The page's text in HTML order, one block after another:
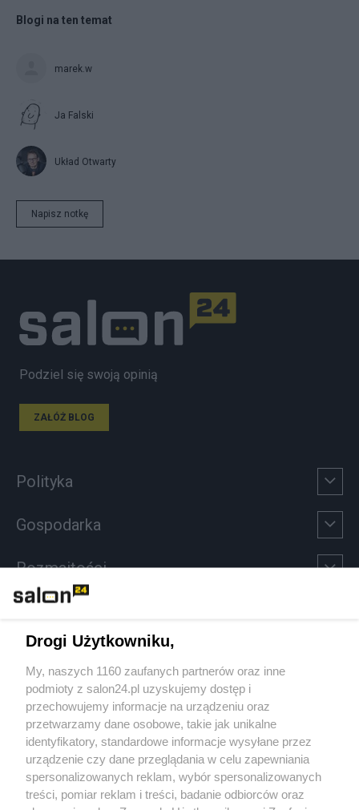
Blogi na ten temat
marek.w
Ja Falski
Układ Otwarty
Napisz notkę
Podziel się swoją opinią
ZAŁÓŻ BLOG
Polityka
Gospodarka
Rozmaitości
Sport
Społeczeństwo
Kultura
Drogi Użytkowniku,
My, naszych 1160 zaufanych partnerów oraz inne
podmioty z salon24.pl uzyskujemy dostęp i
przechowujemy informacje na urządzeniu oraz
przetwarzamy dane osobowe, takie jak unikalne
identyfikatory, standardowe informacje wysyłane przez
urządzenie czy dane przeglądania w celu zapewniania
spersonalizowanych reklam, wybór spersonalizowanych
treści, pomiar reklam i treści, badanie odbiorców oraz